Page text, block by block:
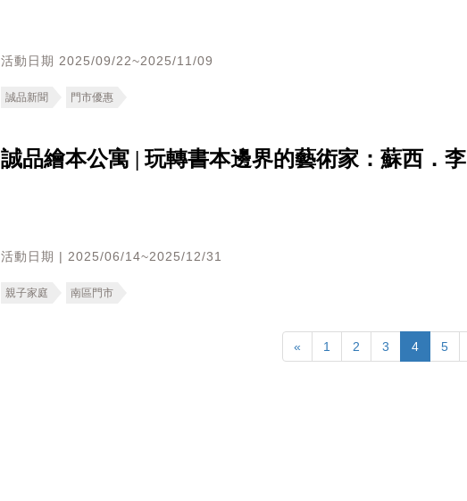
活動日期 2025/09/22~2025/11/09
誠品新聞 門市優惠
誠品繪本公寓 | 玩轉書本邊界的藝術家：蘇西．李
活動日期 | 2025/06/14~2025/12/31
親子家庭 南區門市
« 1 2 3 4 5